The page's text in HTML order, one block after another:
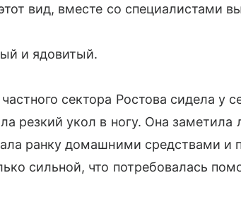
вид, вместе со специалистами
и ядовитый.
сектора Ростова сидела у
резкий укол в ногу. Она
ранку домашними средствами
сильной, что потребовалась